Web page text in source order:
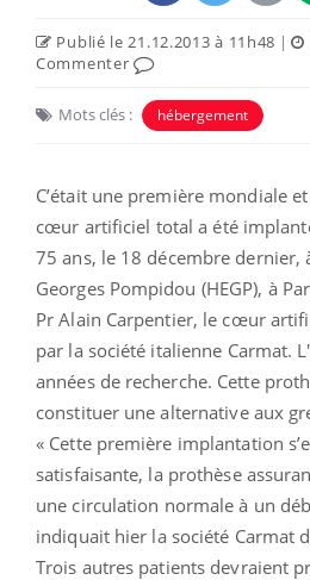
Publié le 21.12.2013 à 11h48 |
Commenter
Mots clés : hébergement
C’était une première mondiale
cœur artificiel total a été
75 ans, le 18 décembre dernier,
Georges Pompidou (HEGP), à
Pr Alain Carpentier, le cœur
par la société italienne Carmat.
années de recherche. Cette
constituer une alternative aux
« Cette première implantation
satisfaisante, la prothèse
une circulation normale à un
indiquait hier la société Carmat
Trois autres patients devraient